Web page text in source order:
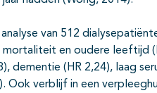
van 512
mortaliteit en oudere leeftijd
dementie (HR 2,24), laag
Ook verblijf in een